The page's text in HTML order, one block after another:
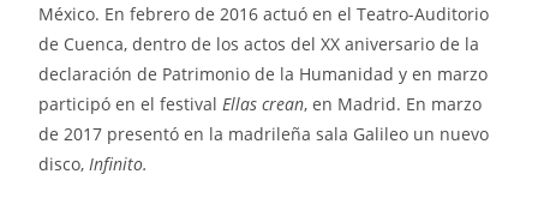
México. En febrero de 2016 actuó en el Teatro-Auditorio
de Cuenca, dentro de los actos del XX aniversario de la
declaración de Patrimonio de la Humanidad y en marzo
participó en el festivalEllas crean, en Madrid. En marzo
de 2017 presentó en la madrileña sala Galileo un nuevo
disco,Infinito.